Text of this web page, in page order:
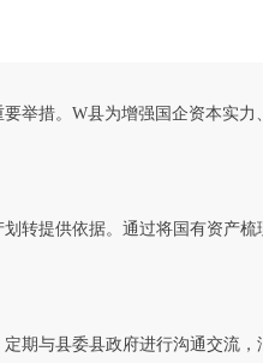
举措。W县为增强国企资本实力
转提供依据。通过将国有资产梳
期与县委县政府进行沟通交流，